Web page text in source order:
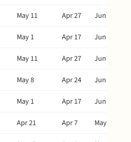
May 11 Apr 27
Jun 20
May 1 Apr 17
Jun 10
May 11 Apr 27
Jun 20
May 8 Apr 24
Jun 17
May 1 Apr 17
Jun 10
Apr 21 Apr 7
May 31